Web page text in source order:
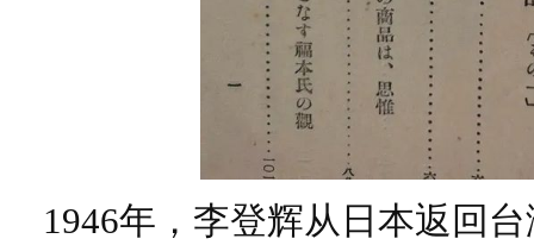
1946年，李登辉从日本返回